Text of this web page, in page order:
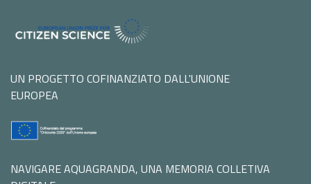
UN PROGETTO COFINANZIATO DALL'UNIONE
EUROPEA
NAVIGARE AQUAGRANDA, UNA MEMORIA COLLETIVA